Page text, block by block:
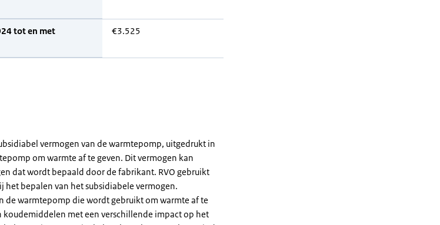
tot en met
€3.525
vermogen van de warmtepomp, uitgedrukt in
om warmte af te geven. Dit vermogen kan
dat wordt bepaald door de fabrikant. RVO gebruikt
bepalen van het subsidiabele vermogen.
de warmtepomp die wordt gebruikt om warmte af te
koudemiddelen met een verschillende impact op het